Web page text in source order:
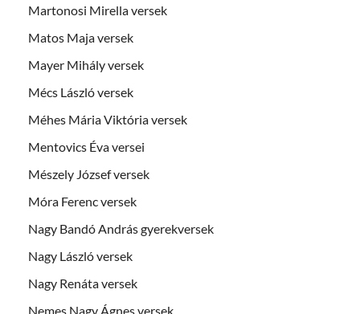
Martonosi Mirella versek
Matos Maja versek
Mayer Mihály versek
Mécs László versek
Méhes Mária Viktória versek
Mentovics Éva versei
Mészely József versek
Móra Ferenc versek
Nagy Bandó András gyerekversek
Nagy László versek
Nagy Renáta versek
Nemes Nagy Ágnes versek